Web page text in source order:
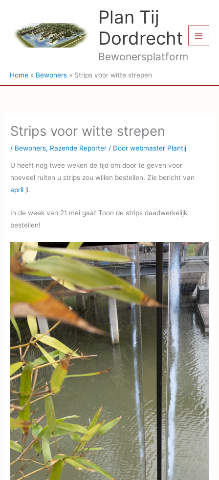
inhoud
Plan Tij
Dordrecht
Bewonersplatform
Home Bewoners Strips voor witte strepen
Strips voor witte strepen
/ Bewoners, Razende Reporter / Doorwebmaster Plantij
U heeft nog twee weken de tijd om door te geven voor
hoeveel ruiten u strips zou willen bestellen. Zie bericht van
april jl.
In de week van 21 mei gaat Toon de strips daadwerkelijk
bestellen!